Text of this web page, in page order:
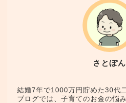
さとぽん
結婚7年で1000万円貯めた30代
ブログでは、子育てのお金の悩